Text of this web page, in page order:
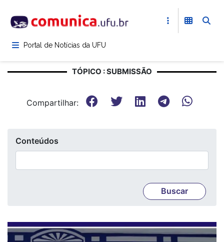
para
conteúdoPortal de Notícias da UFU
TÓPICO : SUBMISSÃO
Compartilhar:
Conteúdos